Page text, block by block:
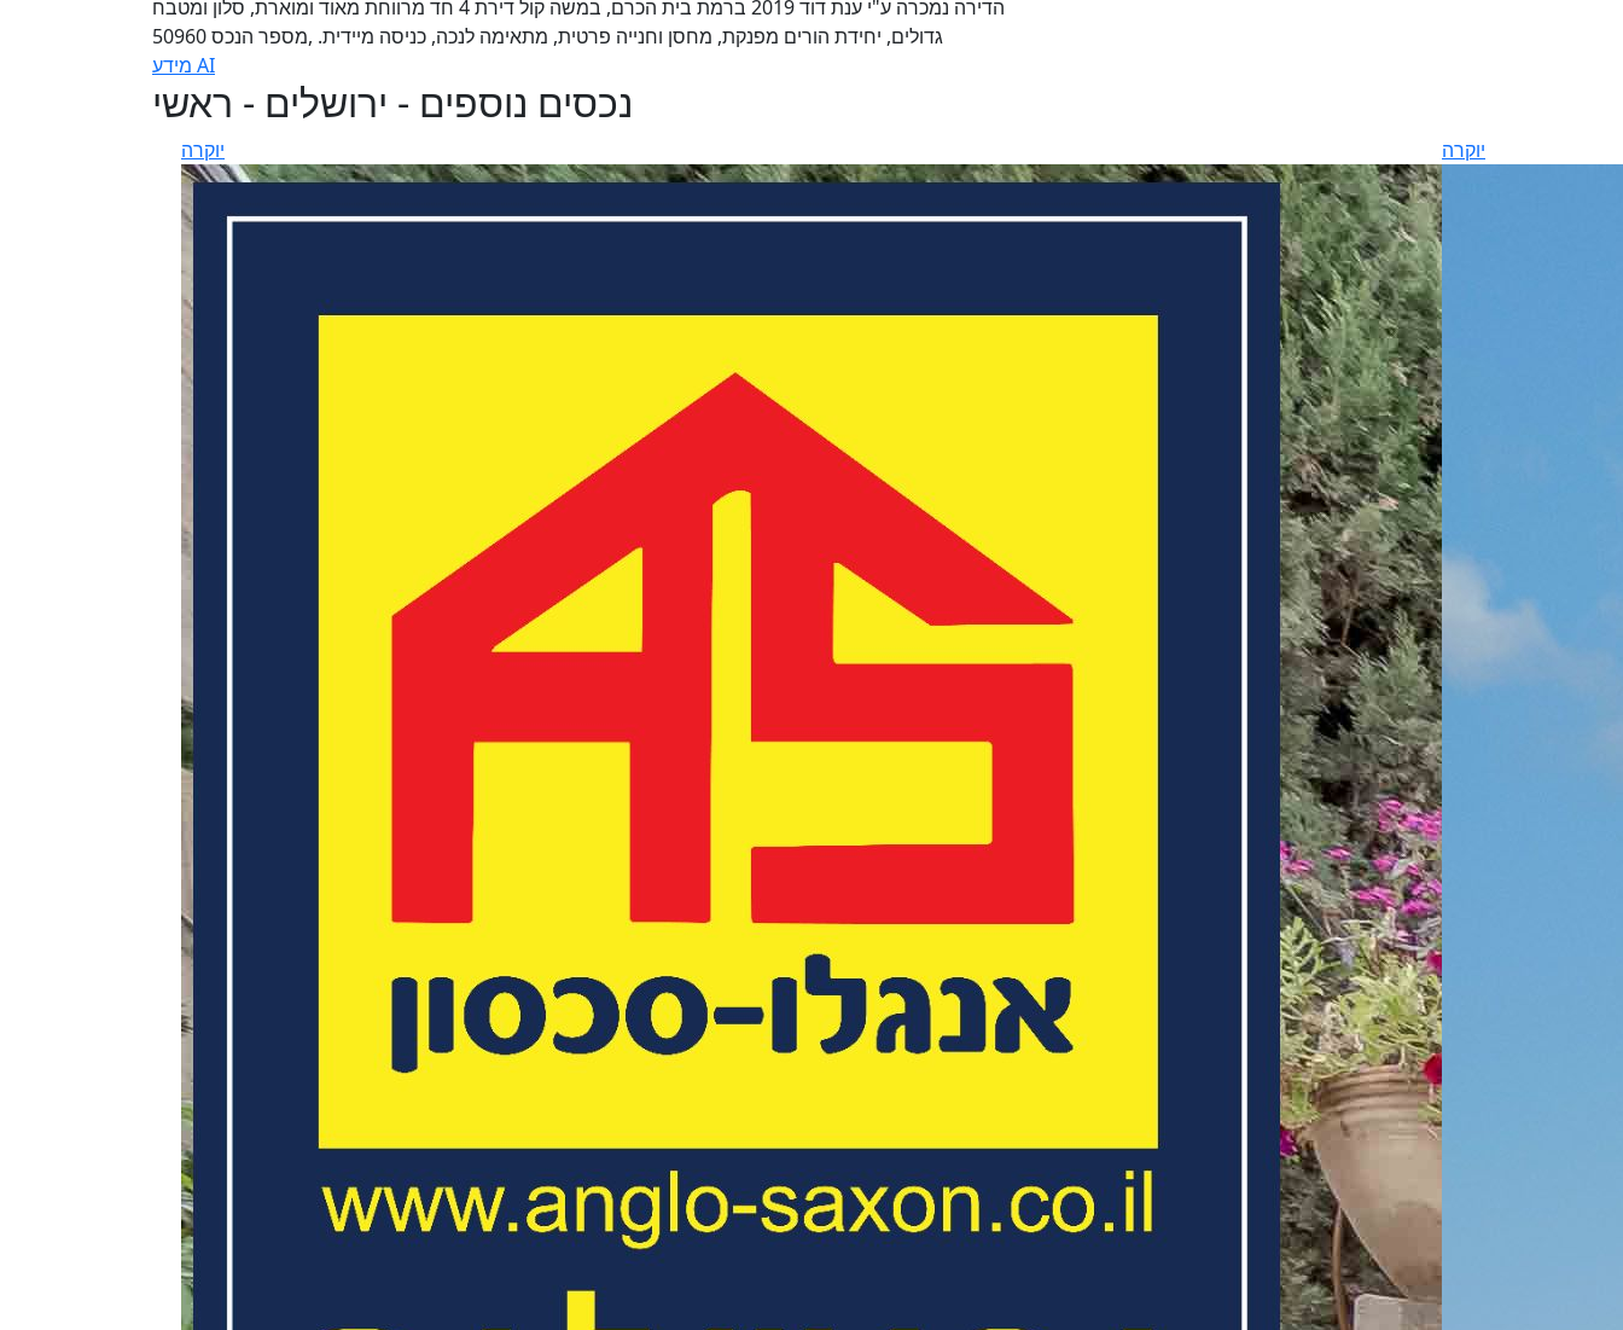
הדירה נמכרה ע"י ענת דוד 2019 ברמת בית הכרם, במשה קול דירת 4 חד מרווחת מאוד ומוארת, סלון ומטבח
גדולים, יחידת הורים מפנקת, מחסן וחנייה פרטית, מתאימה לנכה, כניסה מיידית. ,מספר הנכס 50960
מידע AI
נכסים נוספים - ירושלים - ראשי
יוקרה יוקרה